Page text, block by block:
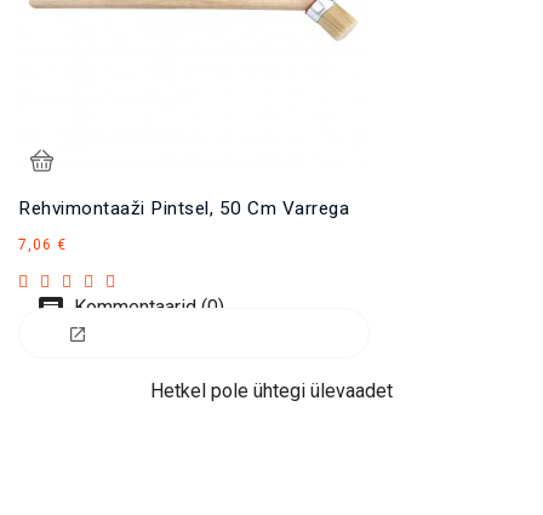
Rehvimontaaži Pintsel, 50 Cm Varrega
7,06 €
Kommentaarid (0)
Hetkel pole ühtegi ülevaadet